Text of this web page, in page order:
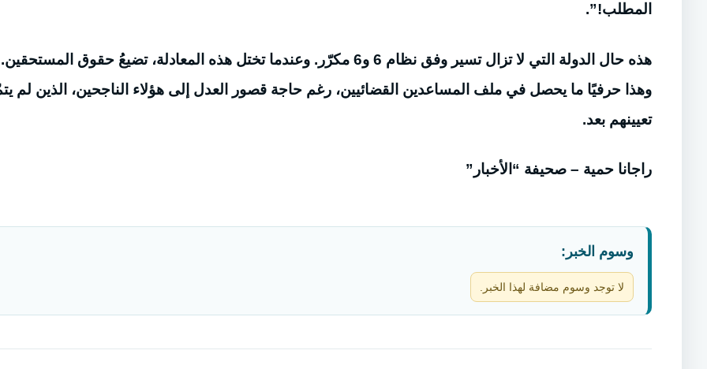
المطلب!”.
هذه حال الدولة التي لا تزال تسير وفق نظام 6 و6 مكرّر. وعندما تختل هذه المعادلة، تضيعُ حقوق المستحقين.
وهذا حرفيًا ما يحصل في ملف المساعدين القضائيين، رغم حاجة قصور العدل إلى هؤلاء الناجحين، الذين لم
تعيينهم بعد.
راجانا حمية – صحيفة “الأخبار”
وسوم الخبر:
لا توجد وسوم مضافة لهذا الخبر.